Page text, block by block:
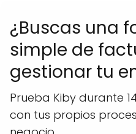
¿Buscas una
simple de
gestionar tu
Prueba Kiby durante
con tus propios